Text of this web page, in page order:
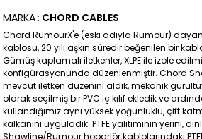
MARKA: CHORD CABLES
Chord RumourX'e (eski adıyla Rumour)
kablosu, 20 yılı aşkın süredir beğenilen bir
Gümüş kaplamalı iletkenler, XLPE ile izole
konfigürasyonunda düzenlenmiştir. Chord
mevcut iletken düzenini aldık, mekanik
olarak seçilmiş bir PVC iç kılıf ekledik ve
kullandığımız aynı yüksek yoğunluklu, çift
kalkanını uyguladık. PTFE yalıtımının yerini,
Shawline/Rumour hoparlör kablolarındaki